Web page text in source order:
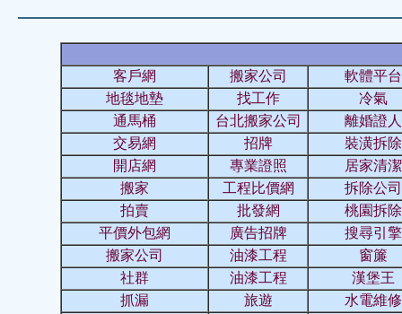
客戶網 搬家公司
軟體平台
地毯地墊
找工作
冷氣
通馬桶
台北搬家公司
離婚證人
交易網
招牌
裝潢拆除
開店網
專業證照
居家清潔
搬家
工程比價網
拆除公司
拍賣
批發網
桃園拆除
平價外包網
廣告招牌
搜尋引擎
搬家公司
油漆工程
窗簾
社群
油漆工程
漢堡王
抓漏
旅遊
水電維修